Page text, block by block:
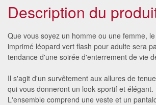
Description du
Que vous soyez un homme ou une femme,
imprimé léopard vert flash pour adulte sera
tendance d'une soirée d'enterrement de vie
Il s'agit d'un survêtement aux allures de
qui vous donneront un look sportif et élégant.
L'ensemble comprend une veste et un